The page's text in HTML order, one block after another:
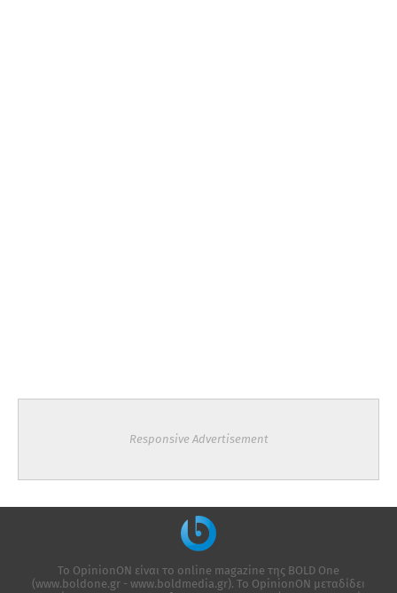
Responsive Advertisement
Το OpinionON είναι το online magazine της ΒΟLD One
(www.boldone.gr - www.boldmedia.gr). Το OpinionON μεταδίδει